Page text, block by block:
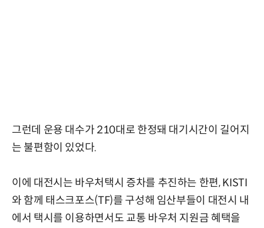
그런데 운용 대수가 210대로 한정돼 대기시간이 길어지
는 불편함이 있었다.
이에 대전시는 바우처택시 증차를 추진하는 한편, KISTI
와 함께 태스크포스(TF)를 구성해 임산부들이 대전시 내
에서 택시를 이용하면서도 교통 바우처 지원금 혜택을